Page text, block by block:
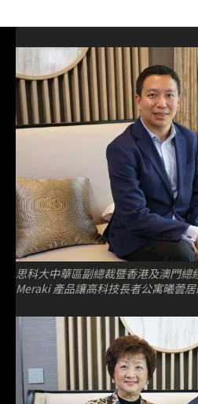
思科大中華區副總裁暨香港及澳門總
Meraki 產品讓高科技長者公寓曦蕓